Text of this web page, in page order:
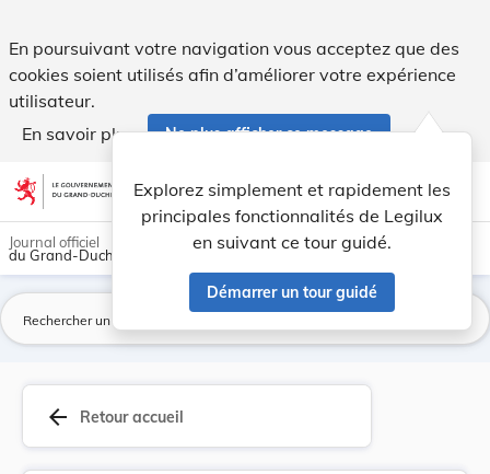
En poursuivant votre navigation vous acceptez que des
cookies soient utilisés afin d’améliorer votre expérience
utilisateur.
En savoir plus
Ne plus afficher ce message
Aller au contenu account_circle help Aide
Explorez simplement et rapidement les
principales fonctionnalités de Legilux
en suivant ce tour guidé.
Démarrer un tour guidé
light_mode dark_mode
Journal officiel
du Grand-Duché de Luxembourg
arrow_back Retour accueil